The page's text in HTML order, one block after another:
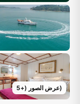
عرض الصور (+
5 )